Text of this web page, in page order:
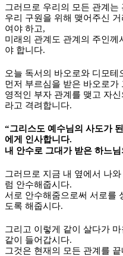
그러므로 우리의 모든 관계는
우리 구원을 위해 맺어주신
여야 하고,
미래의 관계도 관계의 주인
야 합니다.
오늘 독서의 바오로와 디모
먼저 부르심을 받은 바오로
영적인 부자 관계를 맺고 자
라고 격려합니다.
“그리스도 예수님의 사도가
에게 인사합니다.
내 안수로 그대가 받은 하느
그러므로 지금 내 옆에서 나
럼 안수해줍시다.
서로 안수해줌으로써 서로를
도록 해줍시다.
그리고 이렇게 같이 살다가
같이 들어갑시다.
그것은 현재의 모든 관계를